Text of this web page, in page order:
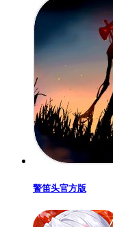
警笛头官方版